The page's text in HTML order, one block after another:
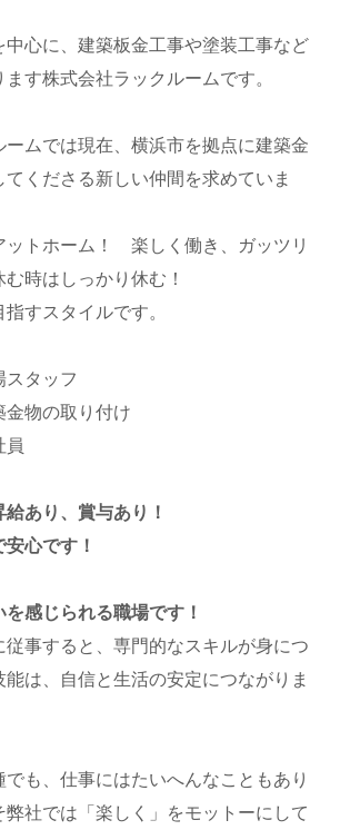
中心に、建築板金工事や塗装工事など
す株式会社ラックルームです。
ムでは現在、横浜市を拠点に建築金
くださる新しい仲間を求めていま
ットホーム！ 楽しく働き、ガッツリ
時はしっかり休む！
すスタイルです。
タッフ
金物の取り付け
員
あり、賞与あり！
心です！
感じられる職場です！
事すると、専門的なスキルが身につ
能は、自信と生活の安定につながりま
でも、仕事にはたいへんなこともあり
弊社では「楽しく」をモットーにして